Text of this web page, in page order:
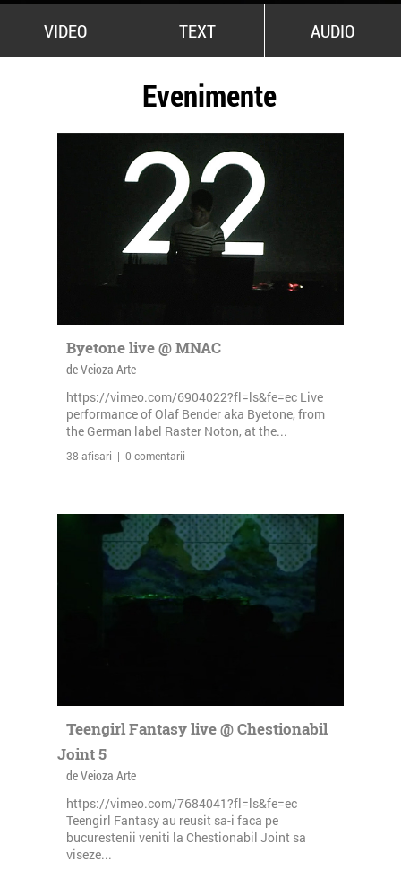
VIDEO TEXT AUDIO
Evenimente
Byetone live @ MNAC
de Veioza Arte
https://vimeo.com/6904022?fl=ls&fe=ec Live
performance of Olaf Bender aka Byetone, from
the German label Raster Noton, at the...
38 afisari | 0 comentarii
Teengirl Fantasy live @ Chestionabil
Joint 5
de Veioza Arte
https://vimeo.com/7684041?fl=ls&fe=ec
Teengirl Fantasy au reusit sa-i faca pe
bucurestenii veniti la Chestionabil Joint sa
viseze...